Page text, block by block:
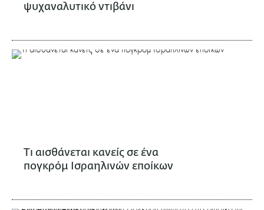
ψυχαναλυτικό ντιβάνι
Τι αισθάνεται κανείς σε ένα
πογκρόμ Ισραηλινών εποίκων